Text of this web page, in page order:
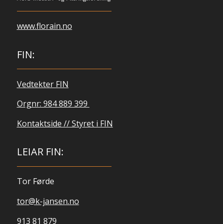
www.florain.no
FIN:
Vedtekter FIN
Orgnr: 984 889 399
Kontaktside // Styret i FIN
LEIAR FIN:
Tor Førde
tor@k-jansen.no
913 81 879